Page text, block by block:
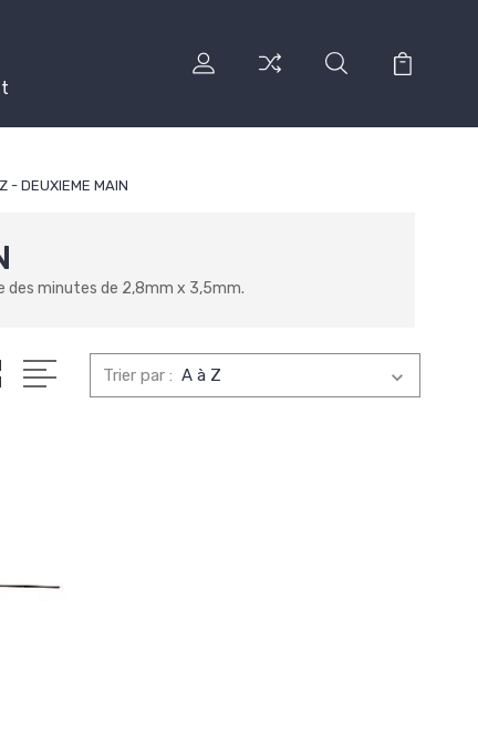
- DEUXIEME MAIN
des minutes de 2,8mm x 3,5mm.
Trier par :